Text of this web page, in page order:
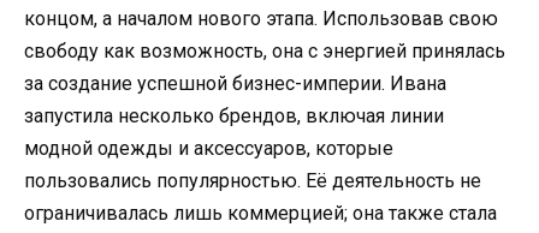
концом, а началом нового этапа. Использовав свою
свободу как возможность, она с энергией принялась
за создание успешной бизнес-империи. Ивана
запустила несколько брендов, включая линии
модной одежды и аксессуаров, которые
пользовались популярностью. Её деятельность не
ограничивалась лишь коммерцией; она также стала